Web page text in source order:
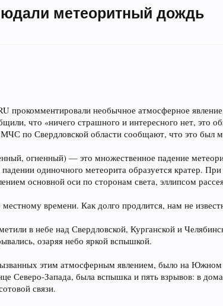
метеоритный дождь
прокомментировали необычное атмосферное
что «ничего страшного и интересного нет, это
по Свердловской области сообщают, что это был
огненный) — это множественное падение
одиночного метеорита образуется кратер.
основной оси по сторонам света, эллипсом
времени. Как долго продлится, нам не
в небе над Свердловской, Курганской и
озаряя небо яркой вспышкой.
этим атмосферным явлением, было на
Северо-Запада, была вспышка и пять взрывов: в
связи.